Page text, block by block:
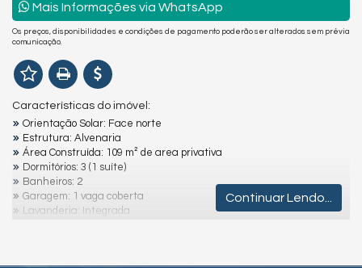
Mais Informações via WhatsApp
Os preços, disponibilidades e condições de pagamento poderão ser alterados sem prévia
comunicação.
Características do imóvel:
Orientação Solar: Face norte
Estrutura: Alvenaria
Área Construída: 109 m² de area privativa
Dormitórios: 3 (1 suíte)
Banheiros: 2
Garagem: 1 vaga coberta
Lavanderia: Integrada
Continuar Lendo...